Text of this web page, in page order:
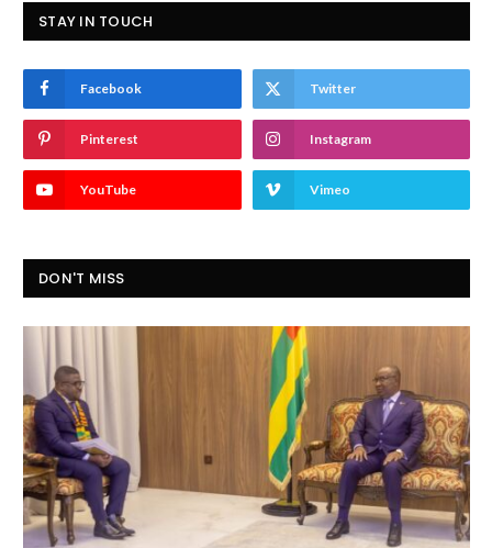
STAY IN TOUCH
Facebook Twitter
Pinterest Instagram
YouTube Vimeo
DON'T MISS